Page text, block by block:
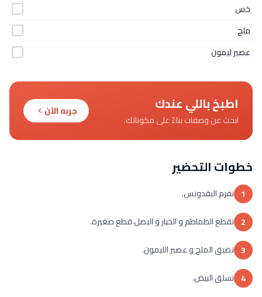
خس
ملح
عصير ليمون
اطبخ باللي عندك
ابحث عن وصفات بناءً على مكوناتك.
جربه الآن
خطوات التحضير
1 نفرم البقدونس.
2 نقطع الطماطم و الخيار و البصل قطع صغيرة.
3 نضيق الملح و عصير الليمون.
4 نسلق البيض.